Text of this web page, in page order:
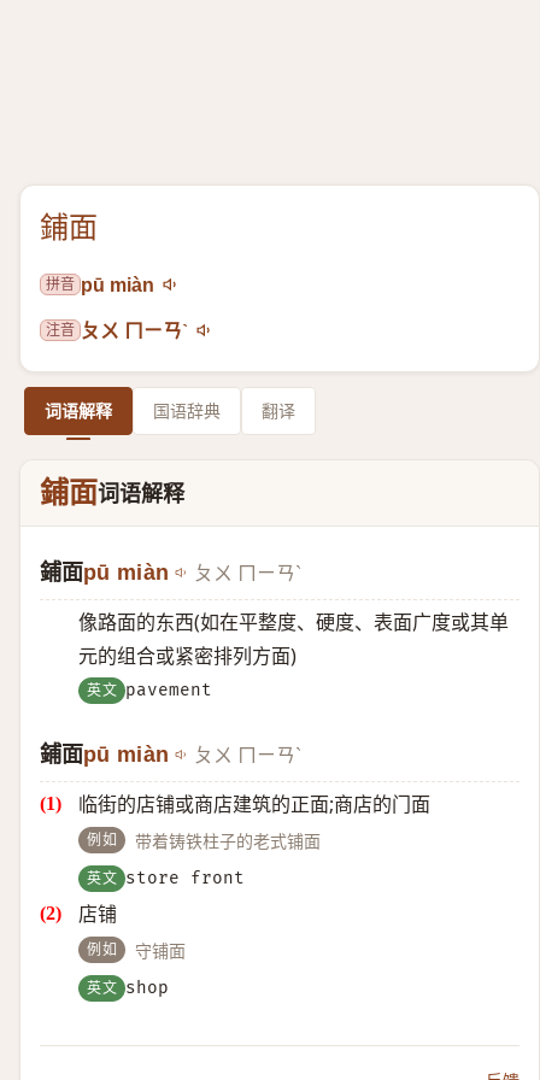
鋪面
拼音 pū miàn
注音 ㄆㄨ ㄇㄧㄢˋ
词语解释 国语辞典 翻译
鋪面词语解释
鋪面pū miàn ㄆㄨ ㄇㄧㄢˋ
像路面的东西(如在平整度、硬度、表面广度或其单
元的组合或紧密排列方面)
英文 pavement
鋪面pū miàn ㄆㄨ ㄇㄧㄢˋ
临街的店铺或商店建筑的正面;商店的门面
例如 带着铸铁柱子的老式铺面
英文 store front
店铺
例如 守铺面
英文 shop